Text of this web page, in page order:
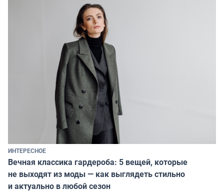
ИНТЕРЕСНОЕ
Вечная классика гардероба: 5 вещей, которые
не выходят из моды — как выглядеть стильно
и актуально в любой сезон